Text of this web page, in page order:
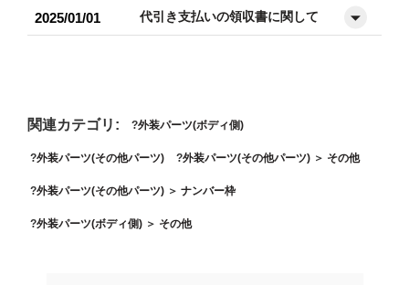
2025/01/01 代引き支払いの領収書に関して
関連カテゴリ: 外装パーツ(ボディ側)
外装パーツ(その他パーツ) 外装パーツ(その他パーツ) ＞ その他
外装パーツ(その他パーツ) ＞ ナンバー枠
外装パーツ(ボディ側) ＞ その他